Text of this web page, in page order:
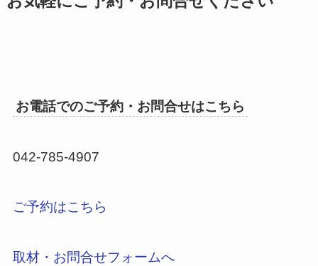
お電話でのご予約・お問合せはこちら
042-785-4907
ご予約はこちら
取材・お問合せフォームへ